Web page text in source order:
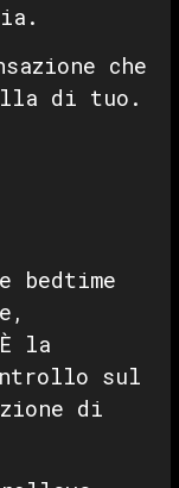
che
di tuo.
bedtime
la
sul
di